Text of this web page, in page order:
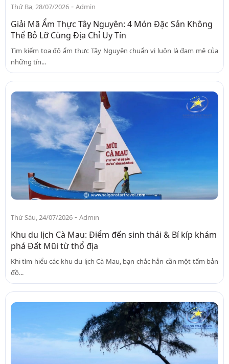
Thứ Ba, 28/07/2026 - Admin
Giải Mã Ẩm Thực Tây Nguyên: 4 Món Đặc Sản Không
Thể Bỏ Lỡ Cùng Địa Chỉ Uy Tín
Tìm kiếm tọa độ ẩm thực Tây Nguyên chuẩn vị luôn là đam mê của
những tín...
Thứ Sáu, 24/07/2026 - Admin
Khu du lịch Cà Mau: Điểm đến sinh thái & Bí kíp khám
phá Đất Mũi từ thổ địa
Khi tìm hiểu các khu du lịch Cà Mau, bạn chắc hẳn cần một tấm bản
đồ...